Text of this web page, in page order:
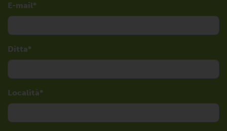
E-mail
Ditta
Località